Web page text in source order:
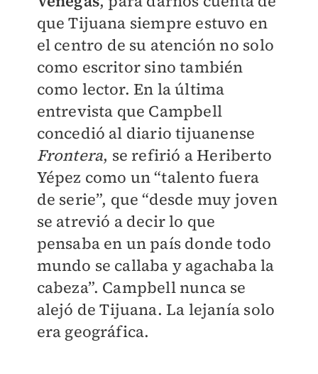
que Tijuana siempre estuvo en
el centro de su atención no solo
como escritor sino también
como lector. En la última
entrevista que Campbell
concedió al diario tijuanense
Frontera, se refirió a Heriberto
Yépez como un “talento fuera
de serie”, que “desde muy joven
se atrevió a decir lo que
pensaba en un país donde todo
mundo se callaba y agachaba la
cabeza”. Campbell nunca se
alejó de Tijuana. La lejanía solo
era geográfica.